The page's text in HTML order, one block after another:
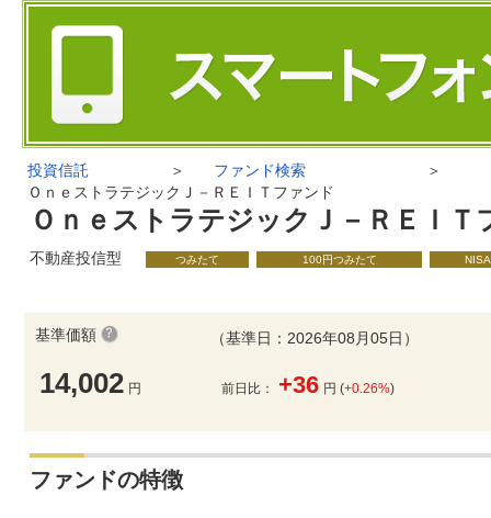
投資信託 ＞ ファンド検索
＞
ＯｎｅストラテジックＪ－ＲＥＩＴファンド
ＯｎｅストラテジックＪ－ＲＥＩＴ
不動産投信型 つみたて 100円つみたて
基準価額
14,002 円
（基準日：2026年08月05日）
前日比： +36 円 (+0.26%)
ファンドの特徴